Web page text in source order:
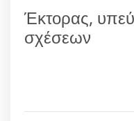
Έκτορας,
σχέσεων